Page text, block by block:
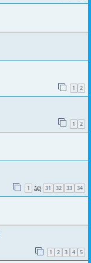
1 2
1 2
1 â€¦ 31 32 33 34
1 2 3 4 5